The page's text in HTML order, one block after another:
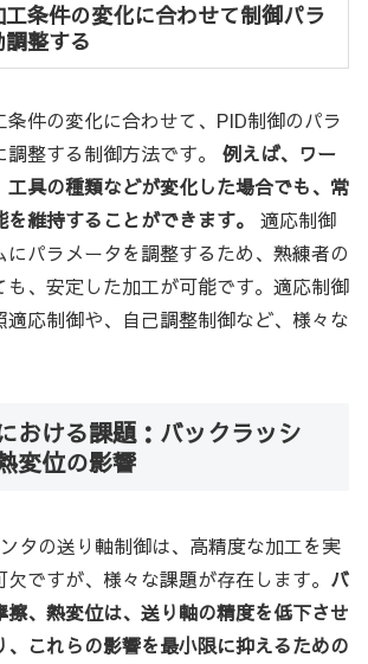
条件の変化に合わせて制御パラ
整する
件の変化に合わせて、PID制御のパラ
整する制御方法です。 例えば、ワー
工具の種類などが変化した場合でも、常
維持することができます。
適応制御
にパラメータを調整するため、熟練者の
も、安定した加工が可能です。適応制御
適応制御や、自己調整制御など、様々な
おける課題：バックラッシ
変位の影響
タの送り軸制御は、高精度な加工を実
ですが、様々な課題が存在します。 バ
擦、熱変位は、送り軸の精度を低下させ
、これらの影響を最小限に抑えるための